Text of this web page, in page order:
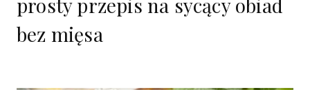
bez mięsa